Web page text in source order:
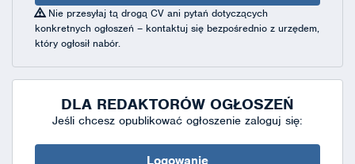
Nie przesyłaj tą drogą CV ani pytań dotyczących
konkretnych ogłoszeń – kontaktuj się bezpośrednio z urzędem,
który ogłosił nabór.
DLA REDAKTORÓW OGŁOSZEŃ
Jeśli chcesz opublikować ogłoszenie zaloguj się:
Logowanie